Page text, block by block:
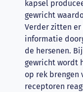
kapsel
gewricht
Verder zitten
informatie
de hersenen.
gewricht wordt
op rek brengen
receptoren